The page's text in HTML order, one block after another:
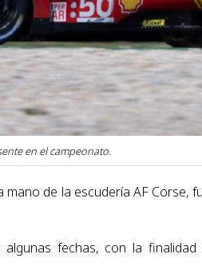
en el campeonato.
de la escudería AF Corse,
fechas, con la